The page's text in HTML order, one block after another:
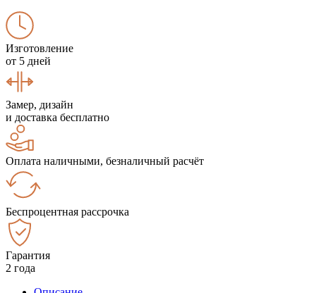
Изготовление
от 5 дней
Замер, дизайн
и доставка бесплатно
Оплата наличными, безналичный расчёт
Беспроцентная рассрочка
Гарантия
2 года